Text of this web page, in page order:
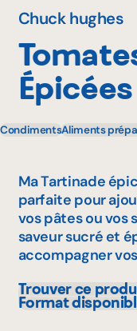
Chuck hughes
Épicées
CondimentsAliments
Ma Tartinade
parfaite pour
vos pâtes ou vos
saveur sucré et
accompagner
Trouver ce
IGA
Format